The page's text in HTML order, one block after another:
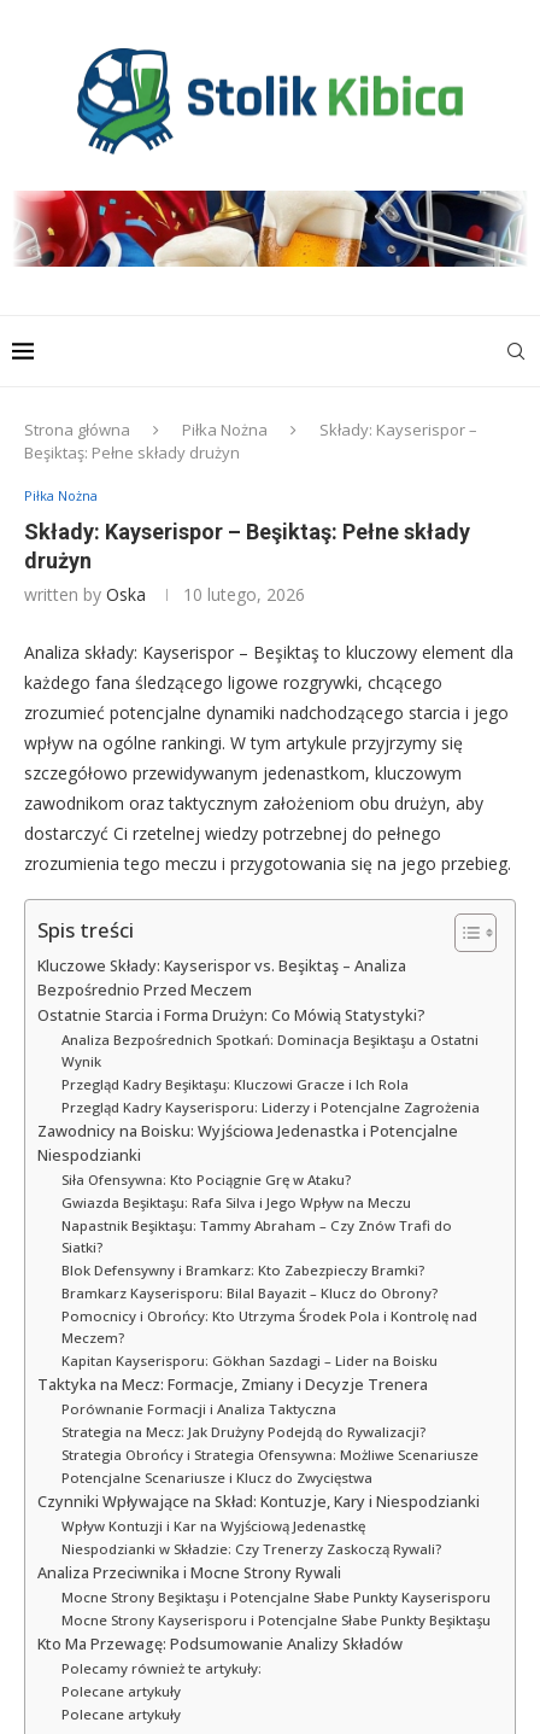
Strona główna Piłka Nożna
Składy: Kayserispor –
Beşiktaş: Pełne składy drużyn
Piłka Nożna
Składy: Kayserispor – Beşiktaş: Pełne składy
drużyn
written by Oska 10 lutego, 2026
Analiza składy: Kayserispor – Beşiktaş to kluczowy element dla
każdego fana śledzącego ligowe rozgrywki, chcącego
zrozumieć potencjalne dynamiki nadchodzącego starcia i jego
wpływ na ogólne rankingi. W tym artykule przyjrzymy się
szczegółowo przewidywanym jedenastkom, kluczowym
zawodnikom oraz taktycznym założeniom obu drużyn, aby
dostarczyć Ci rzetelnej wiedzy potrzebnej do pełnego
zrozumienia tego meczu i przygotowania się na jego przebieg.
Spis treści
Kluczowe Składy: Kayserispor vs. Beşiktaş – Analiza
Bezpośrednio Przed Meczem
Ostatnie Starcia i Forma Drużyn: Co Mówią Statystyki?
Analiza Bezpośrednich Spotkań: Dominacja Beşiktaşu a Ostatni
Wynik
Przegląd Kadry Beşiktaşu: Kluczowi Gracze i Ich Rola
Przegląd Kadry Kayserisporu: Liderzy i Potencjalne Zagrożenia
Zawodnicy na Boisku: Wyjściowa Jedenastka i Potencjalne
Niespodzianki
Siła Ofensywna: Kto Pociągnie Grę w Ataku?
Gwiazda Beşiktaşu: Rafa Silva i Jego Wpływ na Meczu
Napastnik Beşiktaşu: Tammy Abraham – Czy Znów Trafi do
Siatki?
Blok Defensywny i Bramkarz: Kto Zabezpieczy Bramki?
Bramkarz Kayserisporu: Bilal Bayazit – Klucz do Obrony?
Pomocnicy i Obrońcy: Kto Utrzyma Środek Pola i Kontrolę nad
Meczem?
Kapitan Kayserisporu: Gökhan Sazdagi – Lider na Boisku
Taktyka na Mecz: Formacje, Zmiany i Decyzje Trenera
Porównanie Formacji i Analiza Taktyczna
Strategia na Mecz: Jak Drużyny Podejdą do Rywalizacji?
Strategia Obrońcy i Strategia Ofensywna: Możliwe Scenariusze
Potencjalne Scenariusze i Klucz do Zwycięstwa
Czynniki Wpływające na Skład: Kontuzje, Kary i Niespodzianki
Wpływ Kontuzji i Kar na Wyjściową Jedenastkę
Niespodzianki w Składzie: Czy Trenerzy Zaskoczą Rywali?
Analiza Przeciwnika i Mocne Strony Rywali
Mocne Strony Beşiktaşu i Potencjalne Słabe Punkty Kayserisporu
Mocne Strony Kayserisporu i Potencjalne Słabe Punkty Beşiktaşu
Kto Ma Przewagę: Podsumowanie Analizy Składów
Polecamy również te artykuły:
Polecane artykuły
Polecane artykuły